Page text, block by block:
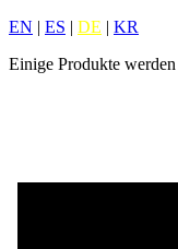
EN | ES | DE | KR
Einige Produkte